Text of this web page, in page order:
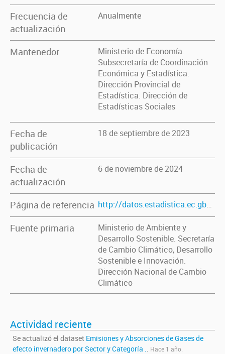
Frecuencia de
actualización
Anualmente
Mantenedor
Ministerio de Economía.
Subsecretaría de Coordinación
Económica y Estadística.
Dirección Provincial de
Estadística. Dirección de
Estadísticas Sociales
Fecha de
publicación
18 de septiembre de 2023
Fecha de
actualización
6 de noviembre de 2024
Página de referencia http://datos.estadistica.ec.gba.gov.ar/dataset/emisiones-y-absorciones-de-gases-de-efecto-invernadero-por-sector-y-categoria
Fuente primaria
Ministerio de Ambiente y
Desarrollo Sostenible. Secretaría
de Cambio Climático, Desarrollo
Sostenible e Innovación.
Dirección Nacional de Cambio
Climático
Actividad reciente
Se actualizó el dataset Emisiones y Absorciones de Gases de
efecto invernadero por Sector y Categoría .. Hace 1 año.